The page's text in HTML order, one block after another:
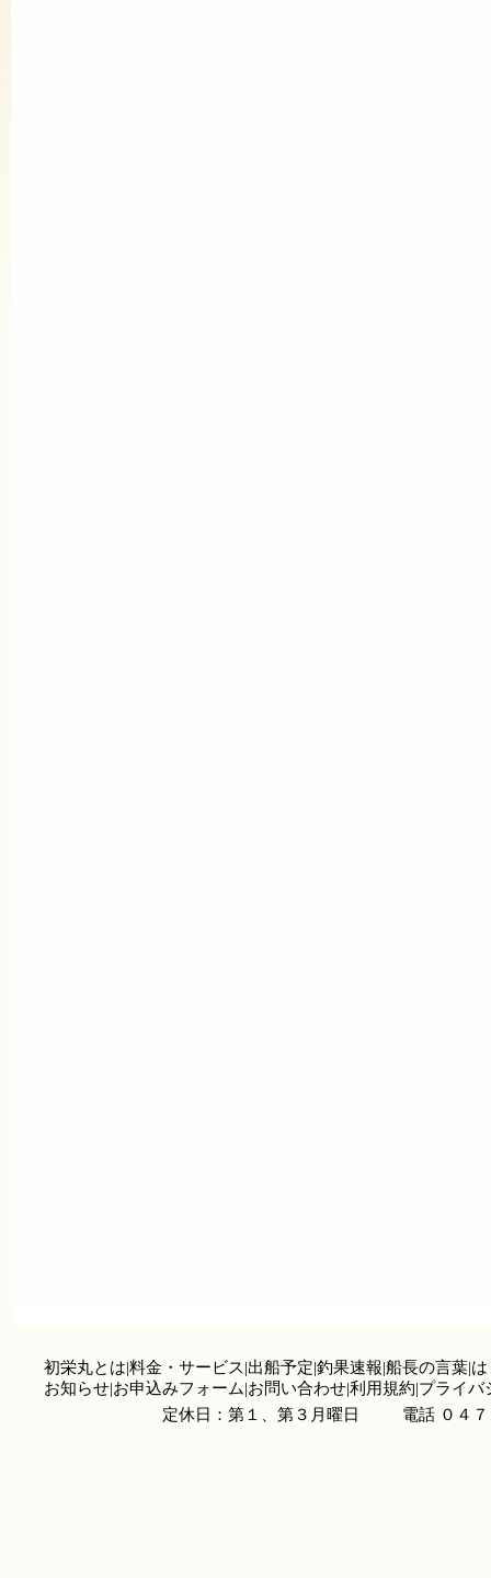
初栄丸とは|料金・サービス|出船予定|釣果速報|船長の言葉|
お知らせ|お申込みフォーム|お問い合わせ|利用規約|プライバ
定休日：第１、第３月曜日
電話 ０４